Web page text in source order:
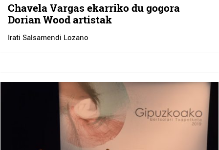
Chavela Vargas ekarriko du gogora
Dorian Wood artistak
Irati Salsamendi Lozano